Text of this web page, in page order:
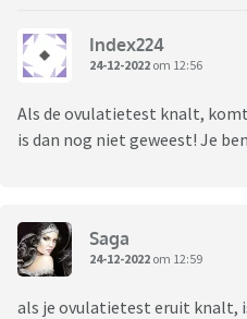
Index224
24-12-2022 om 12:56
Als de ovulatietest knalt,
is dan nog niet geweest! Je
Saga
24-12-2022 om 12:59
als je ovulatietest eruit knalt,